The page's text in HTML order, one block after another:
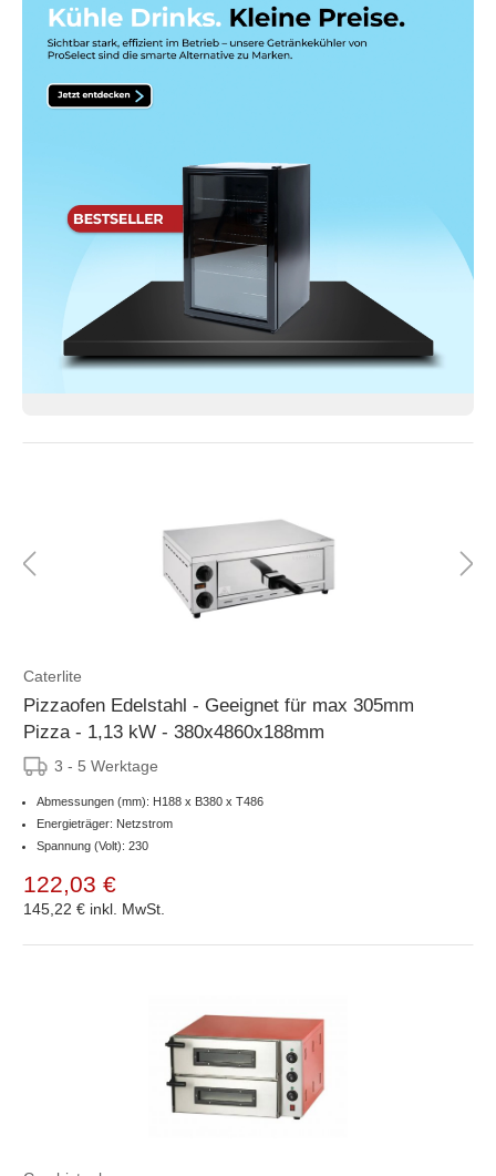
Caterlite
Pizzaofen Edelstahl - Geeignet für max 305mm
Pizza - 1,13 kW - 380x4860x188mm
3 - 5 Werktage
Abmessungen (mm): H188 x B380 x T486
Energieträger: Netzstrom
Spannung (Volt): 230
122,03 €
145,22 € inkl. MwSt.